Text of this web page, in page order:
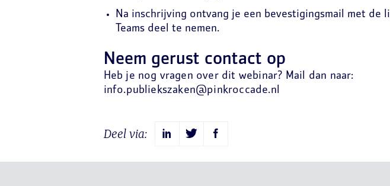
Na inschrijving ontvang je een bevestigingsmail met de
Teams deel te nemen.
Neem gerust contact op
Heb je nog vragen over dit webinar? Mail dan naar:
info.publiekszaken@pinkroccade.nl
Deel via: